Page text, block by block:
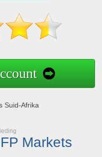
Suid-Afrika
Markets